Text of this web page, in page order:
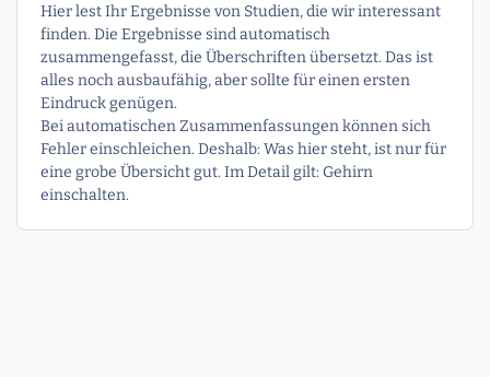
Hier lest Ihr Ergebnisse von Studien, die wir interessant
finden. Die Ergebnisse sind automatisch
zusammengefasst, die Überschriften übersetzt. Das ist
alles noch ausbaufähig, aber sollte für einen ersten
Eindruck genügen.
Bei automatischen Zusammenfassungen können sich
Fehler einschleichen. Deshalb: Was hier steht, ist nur für
eine grobe Übersicht gut. Im Detail gilt: Gehirn
einschalten.